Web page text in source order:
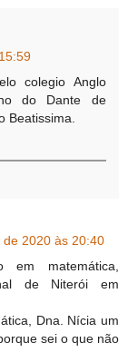
colegio Anglo
do Dante de
Beatissima.
de 2020 às 20:40
matemática,
de Niterói em
Dna. Nícia um
sei o que não